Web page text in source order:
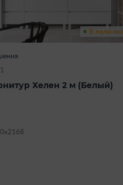
В наличии
Хелен 2 м (Белый)